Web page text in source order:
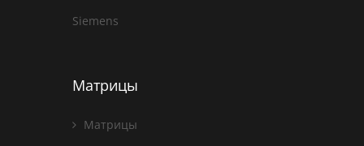
Siemens
Матрицы
Матрицы